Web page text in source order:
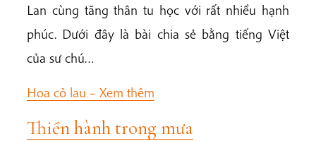
Lan cùng tăng thân tu học với rất nhiều hạnh
phúc. Dưới đây là bài chia sẻ bằng tiếng Việt
của sư chú…
Hoa cỏ lau – Xem thêm
Thiền hành trong mưa